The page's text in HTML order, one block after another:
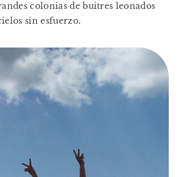
colonias de buitres leonados
sin esfuerzo.